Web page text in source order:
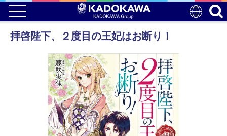
拝啓陛下、２度目の王妃はお断り！